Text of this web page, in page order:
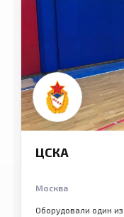
ЦСКА
Москва
Оборудовали один